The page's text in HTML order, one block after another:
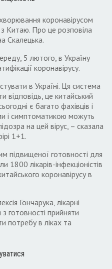
коронавірусом
Китаю. Про це розповіла
Скалецька.
5 лютого, в Україну
коронавірусу.
в Україні. Ця система
відповідь, це китайський
є багато фахівців і
і симптоматикою можуть
на цей вірус, – сказала
1+1.
підвищеної готовності для
1800 лікарів-інфекціоністів
коронавірусу в
Гончарука, лікарні
готовності прийняти
потребу в ліках та